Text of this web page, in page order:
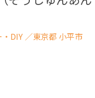
DIY ／東京都 小平市